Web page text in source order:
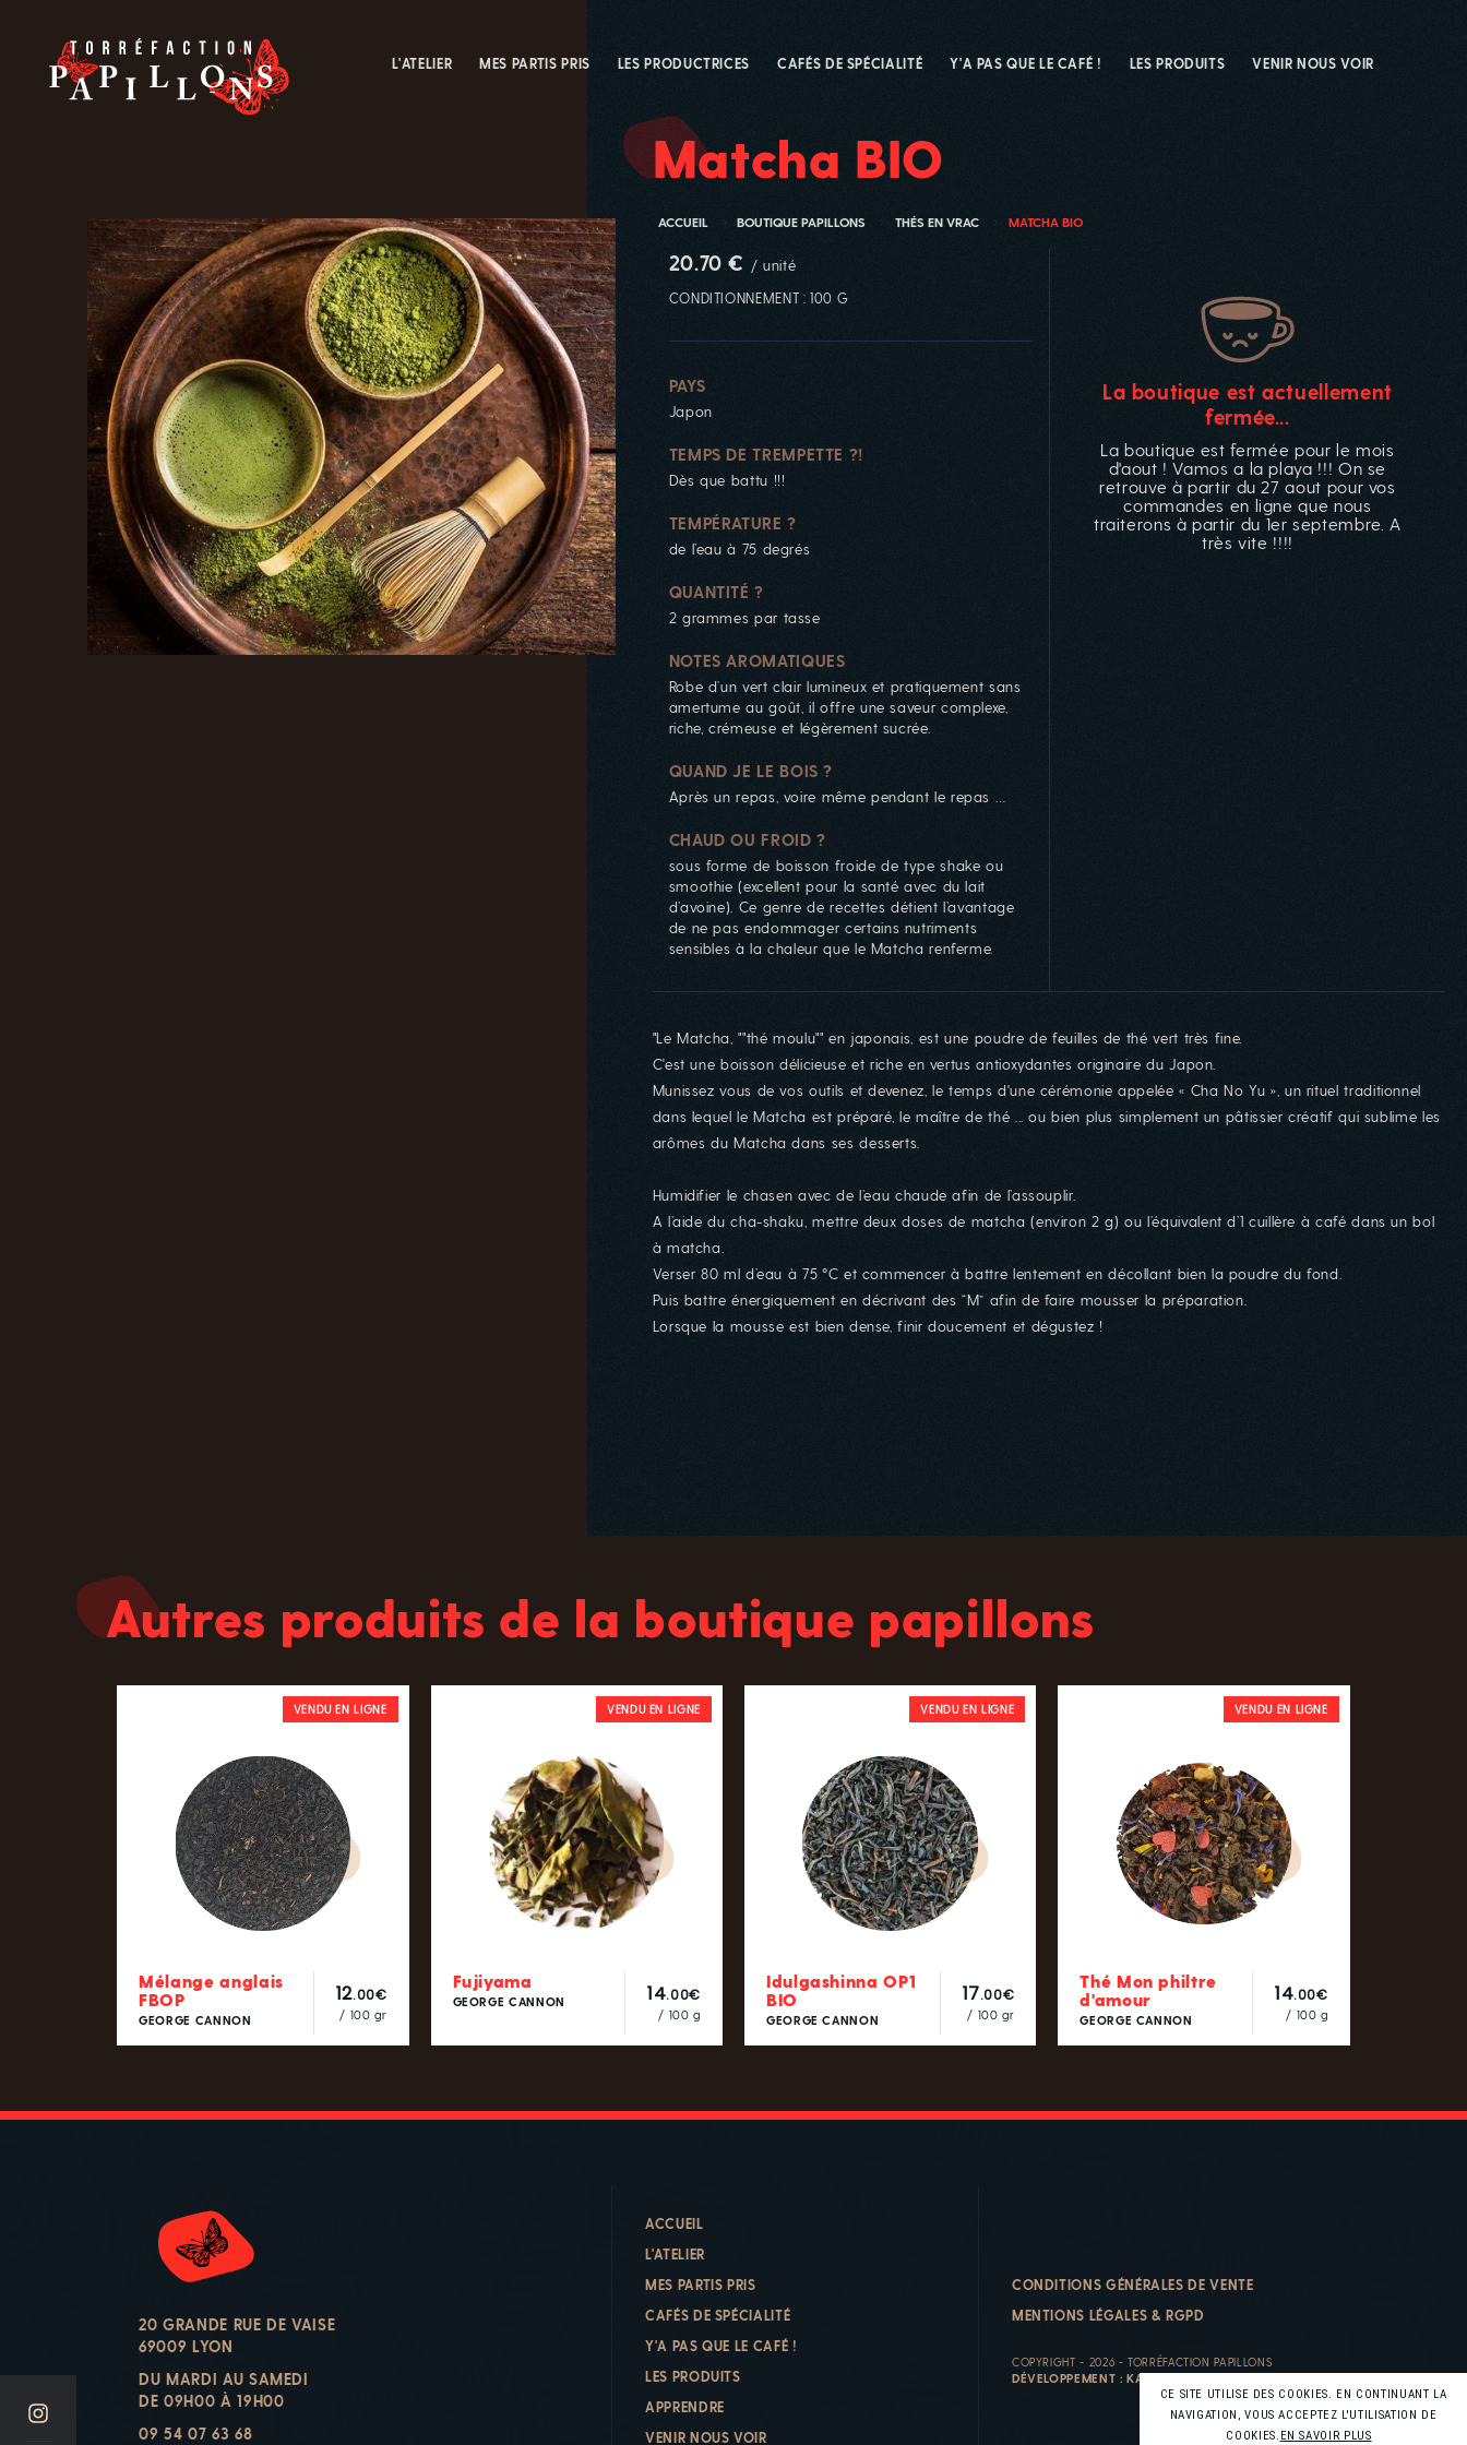
CE SITE UTILISE DES COOKIES. EN CONTINUANT LA
NAVIGATION, VOUS ACCEPTEZ L'UTILISATION DE
COOKIES. EN SAVOIR PLUS
L'ATELIER MES PARTIS PRIS LES PRODUCTRICES CAFÉS DE SPÉCIALITÉ Y'A PAS QUE LE CAFÉ ! LES PRODUITS VENIR NOUS VOIR
Matcha BIO
ACCUEIL BOUTIQUE PAPILLONS THÉS EN VRAC MATCHA BIO
20.70 € / unité
CONDITIONNEMENT : 100 G
PAYS
Japon
TEMPS DE TREMPETTE ?!
Dès que battu !!!
TEMPÉRATURE ?
de l’eau à 75 degrés
QUANTITÉ ?
2 grammes par tasse
NOTES AROMATIQUES
Robe d’un vert clair lumineux et pratiquement sans
amertume au goût, il offre une saveur complexe,
riche, crémeuse et légèrement sucrée.
QUAND JE LE BOIS ?
Après un repas, voire même pendant le repas …
CHAUD OU FROID ?
sous forme de boisson froide de type shake ou
smoothie (excellent pour la santé avec du lait
d’avoine). Ce genre de recettes détient l’avantage
de ne pas endommager certains nutriments
sensibles à la chaleur que le Matcha renferme.
La boutique est actuellement
fermée...
La boutique est fermée pour le mois
d'aout ! Vamos a la playa !!! On se
retrouve à partir du 27 aout pour vos
commandes en ligne que nous
traiterons à partir du 1er septembre. A
très vite !!!!
"Le Matcha, ""thé moulu"" en japonais, est une poudre de feuilles de thé vert très fine.
C'est une boisson délicieuse et riche en vertus antioxydantes originaire du Japon.
Munissez vous de vos outils et devenez, le temps d'une cérémonie appelée « Cha No Yu », un rituel traditionnel
dans lequel le Matcha est préparé, le maître de thé ... ou bien plus simplement un pâtissier créatif qui sublime les
arômes du Matcha dans ses desserts.
Humidifier le chasen avec de l’eau chaude afin de l’assouplir.
A l’aide du cha-shaku, mettre deux doses de matcha (environ 2 g) ou l’équivalent d’1 cuillère à café dans un bol
à matcha.
Verser 80 ml d’eau à 75 °C et commencer à battre lentement en décollant bien la poudre du fond.
Puis battre énergiquement en décrivant des “M” afin de faire mousser la préparation.
Lorsque la mousse est bien dense, finir doucement et dégustez !
Autres produits de la boutique papillons
VENDU EN LIGNE
Mélange anglais
FBOP
GEORGE CANNON
12.00€
/ 100 gr
VENDU EN LIGNE
Fujiyama
GEORGE CANNON 14.00€
/ 100 g
VENDU EN LIGNE
Idulgashinna OP1
BIO
GEORGE CANNON
17.00€
/ 100 gr
VENDU EN LIGNE
Thé Mon philtre
d'amour
GEORGE CANNON
14.00€
/ 100 g
20 GRANDE RUE DE VAISE
69009 LYON
DU MARDI AU SAMEDI
DE 09H00 À 19H00
09 54 07 63 68
ACCUEIL
L'ATELIER
MES PARTIS PRIS
CAFÉS DE SPÉCIALITÉ
Y'A PAS QUE LE CAFÉ !
LES PRODUITS
APPRENDRE
VENIR NOUS VOIR
CONDITIONS GÉNÉRALES DE VENTE
MENTIONS LÉGALES & RGPD
COPYRIGHT - 2026 - TORRÉFACTION PAPILLONS
DÉVELOPPEMENT :KALFEUTRE